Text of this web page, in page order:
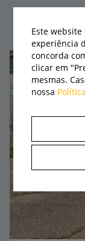
Este
experiência
concorda
clicar em
mesmas.
nossa